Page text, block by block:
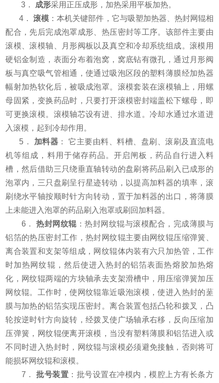
3． 成形采用正压成形，加热采用平板加热。
4．滚模 ：本机关键部件，它与吸塑加热器、热封网辊相
配合，先后完成泡罩成形、热压密封等工序。该部件主要由
滚模、滚模轴、月形阀板以及真空和冷却系统组成。滚模用
硬铝金制造，表面分布着泡窝，窝底钻有微孔，通过月形阀
板与真空吸气管相通，使通过吸泡区段的塑料薄膜经加热器
幅射加热软化后，被吸成泡罩。滚模套装在滚模轴上，用螺
母固紧，变换药品时，只要打开滚模密封端盖松下螺母，即
可更换滚模。滚模轴芯设有进、排水道。冷却水通过水道进
入滚模，起到冷却作用。
5． 加料器 ： 它主要由料、料槽、盘刷、滚刷及直流电
机等组成，料用于储存药品。开启闸板，药品自行进入料
槽，然后借助三只绕垂直轴转动的盘刷将药品刷入已成形的
泡罩内，三只盘刷呈行星迹转动，以提高加料器的填率，滚
刷绕水平轴按顺时针方向转动，置于加料器的出口，将薄膜
上未能进入泡罩的药品刷入泡罩或刷回加料器。
6．热封网纹辊 ：热封网纹辊与滚模配合，完成薄膜与
铝箔的热压密封工作，热封网纹辊主要由网纹辊压缩弹簧、
离合装置和支架等组成，网纹辊体内装有六只加热管，工作
时加热网纹辊，然后使进入热封的铝箔表面热熔胶加热熔
化，网纹辊两端的方块轴承去支架滑槽中，用压缩弹簧加压
网纹辊。工作时，使网纹辊靠近吸泡滚模，使进入热封的蒫
膜与加热的铝箔实现压密封。离合装置包括凸轮和拨叉，凸
轮按逆时针方向旋转，经拨叉使广场轴承右移，反向压缩加
压弹簧，网纹辊便离开滚模，当没有塑料薄膜和铝箔进入或
不同时进入热封时，网纹辊与滚模必须避免接触，否则将可
能损坏网纹辊和滚模。
7．批号装置 ：批号设置在冲模内，模腔上方有长条方